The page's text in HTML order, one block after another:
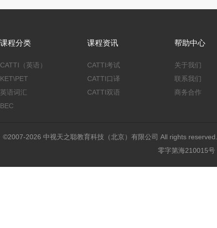
课程分类
CATTI（英语）
KET\PET
英语词汇
BEC
课程资讯
CATTI考试
CATTI口译
CATTI双语
帮助中心
关于我们
联系我们
商务合作
©2007-2026 中视天之聪教育科技（北京）有限公司 All rights
零字第海210015